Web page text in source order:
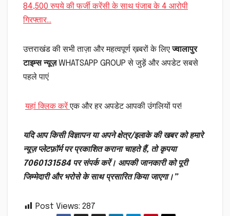
84,500 रुपये की फर्जी करेंसी के साथ पंजाब के 4 आरोपी
गिरफ्तार…
उत्तराखंड की सभी ताज़ा और महत्वपूर्ण ख़बरों के लिएज्वालापुर
टाइम्स न्यूज़WHATSAPP GROUP से जुड़ें और अपडेट सबसे
पहले पाएं
यहां क्लिक करेंएक और हर अपडेट आपकी उंगलियों पर!
यदि आप किसी विज्ञापन या अपने क्षेत्र/इलाके की खबर को हमारे
न्यूज़ प्लेटफ़ॉर्म पर प्रकाशित कराना चाहते हैं, तो कृपया
7060131584 पर संपर्क करें। आपकी जानकारी को पूरी
जिम्मेदारी और भरोसे के साथ प्रसारित किया जाएगा।”
Post Views: 287